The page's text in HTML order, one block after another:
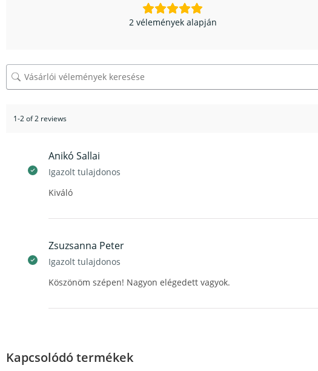
2 vélemények alapján
1-2 of 2 reviews
Anikó Sallai
Igazolt tulajdonos
Kiváló
Zsuzsanna Peter
Igazolt tulajdonos
Köszönöm szépen! Nagyon elégedett vagyok.
Kapcsolódó termékek